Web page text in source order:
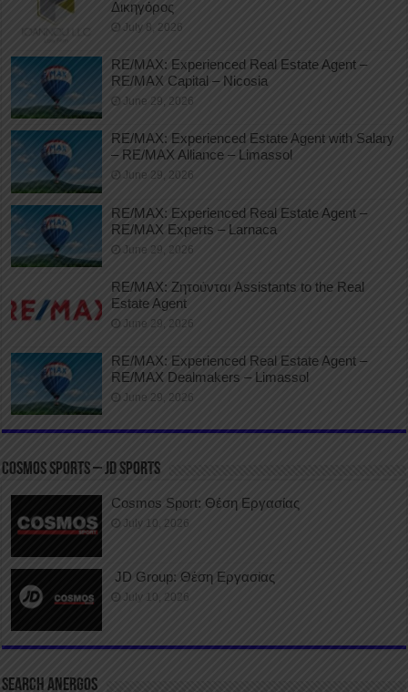
Δικηγόρος
July 8, 2026
RE/MAX: Experienced Real Estate Agent –
RE/MAX Capital – Nicosia
June 29, 2026
RE/MAX: Experienced Estate Agent with Salary
– RE/MAX Alliance – Limassol
June 29, 2026
RE/MAX: Experienced Real Estate Agent –
RE/MAX Experts – Larnaca
June 29, 2026
RE/MAX: Ζητούνται Assistants to the Real
Estate Agent
June 29, 2026
RE/MAX: Experienced Real Estate Agent –
RE/MAX Dealmakers – Limassol
June 29, 2026
COSMOS SPORTS – JD SPORTS
Cosmos Sport: Θέση Εργασίας
July 10, 2026
JD Group: Θέση Εργασίας
July 10, 2026
SEARCH ANERGOS